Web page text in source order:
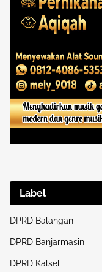
Label
DPRD Balangan
DPRD Banjarmasin
DPRD Kalsel